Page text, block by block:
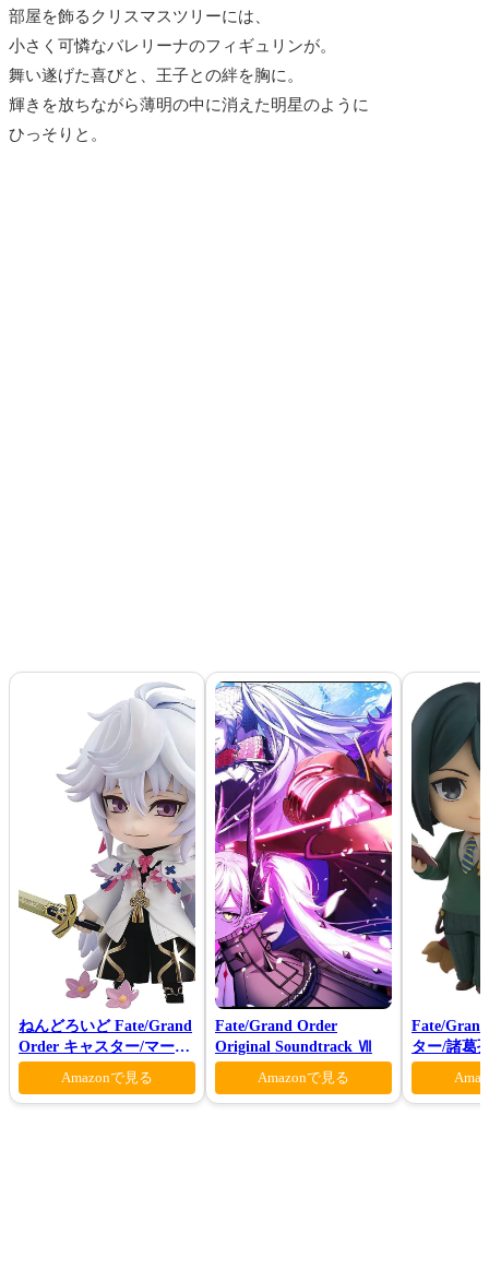
部屋を飾るクリスマスツリーには、
小さく可憐なバレリーナのフィギュリンが。
舞い遂げた喜びと、王子との絆を胸に。
輝きを放ちながら薄明の中に消えた明星のように
ひっそりと。
ねんどろいど Fate/Grand
Order キャスター/マーリ
ン 花の魔術師Ver.
Amazonで見る
Fate/Grand Order
Original Soundtrack Ⅶ
Amazonで見る
Fate/
ター/諸葛